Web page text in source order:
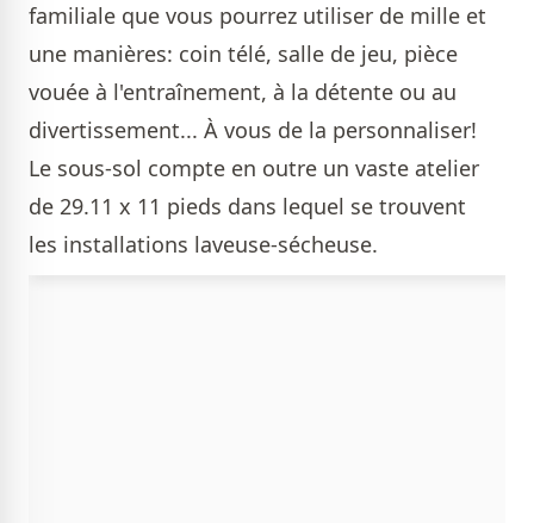
familiale que vous pourrez utiliser de mille et
une manières: coin télé, salle de jeu, pièce
vouée à l'entraînement, à la détente ou au
divertissement... À vous de la personnaliser!
Le sous-sol compte en outre un vaste atelier
de 29.11 x 11 pieds dans lequel se trouvent
les installations laveuse-sécheuse.